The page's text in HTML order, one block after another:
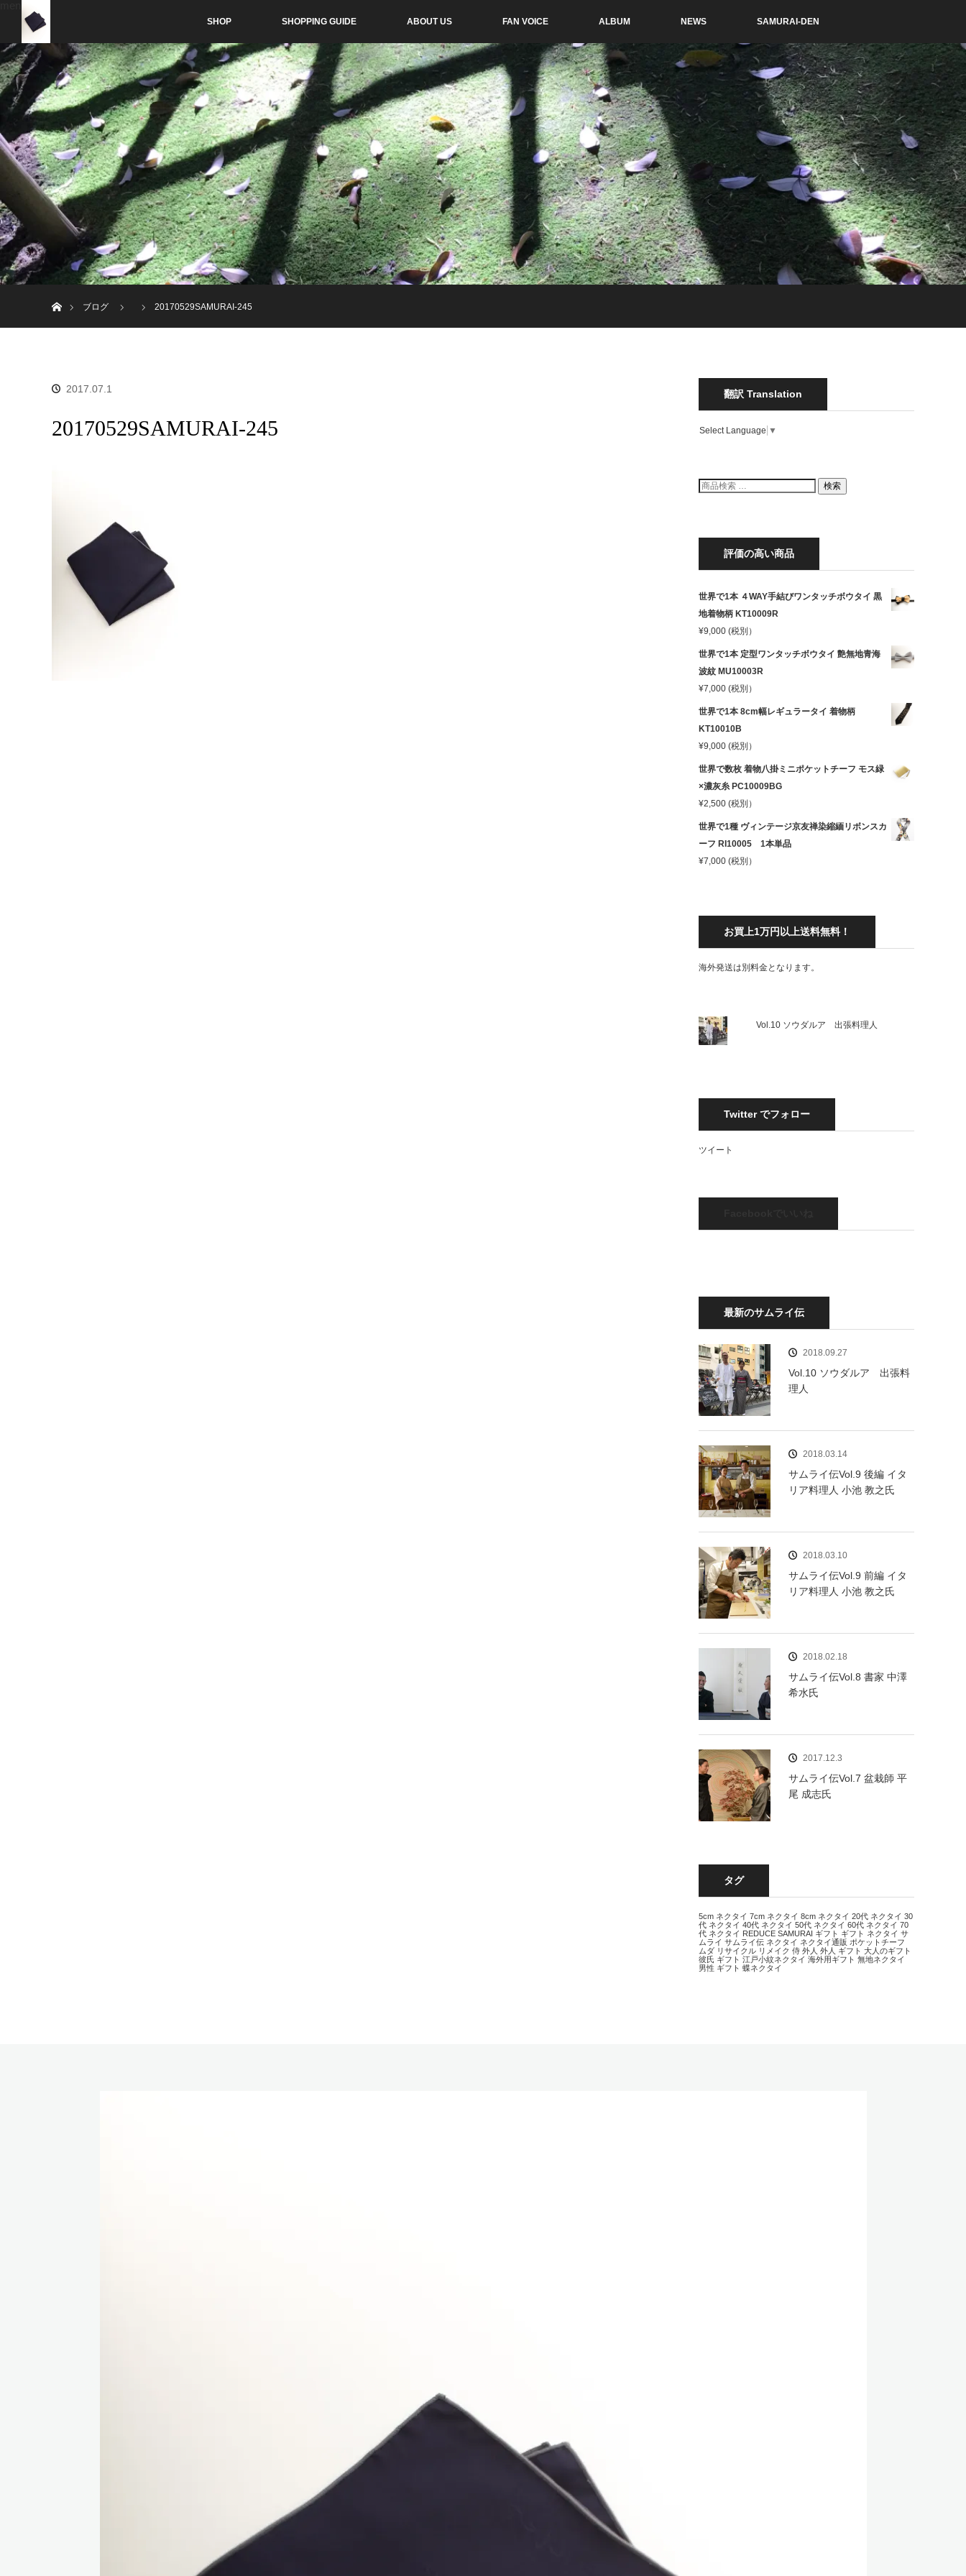
SHOP SHOPPING GUIDE ABOUT US FAN VOICE ALBUM NEWS SAMURAI-DEN
ブログ
20170529SAMURAI-245
2017.07.1
20170529SAMURAI-245
翻訳 Translation
Select Language ▼
検
索
検索
評価の高い商品
世界で1本 ４WAY手結びワンタッチボウタイ 黒
地着物柄 KT10009R
¥9,000 (税別）
世界で1本 定型ワンタッチボウタイ 艶無地青海
波紋 MU10003R
¥7,000 (税別）
世界で1本 8cm幅レギュラータイ 着物柄
KT10010B
¥9,000 (税別）
世界で数枚 着物八掛ミニポケットチーフ モス緑
×濃灰糸 PC10009BG
¥2,500 (税別）
世界で1種 ヴィンテージ京友禅染縮緬リボンスカ
ーフ RI10005 1本単品
¥7,000 (税別）
お買上1万円以上送料無料！
海外発送は別料金となります。
Vol.10 ソウダルア 出張料理人
Twitter でフォロー
ツイート
最新のサムライ伝
2018.09.27
Vol.10 ソウダルア 出張料
理人
2018.03.14
サムライ伝Vol.9 後編 イタ
リア料理人 小池 教之氏
2018.03.10
サムライ伝Vol.9 前編 イタ
リア料理人 小池 教之氏
2018.02.18
サムライ伝Vol.8 書家 中澤
希水氏
2017.12.3
サムライ伝Vol.7 盆栽師 平
尾 成志氏
タグ
5cm ネクタイ 7cm ネクタイ 8cm ネクタイ 20代 ネクタイ 30
代 ネクタイ 40代 ネクタイ 50代 ネクタイ 60代 ネクタイ 70
代 ネクタイ REDUCE SAMURAI ギフト ギフト ネクタイ サ
ムライ サムライ伝 ネクタイ ネクタイ通販 ポケットチーフ
ムダ リサイクル リメイク 侍 外人 外人 ギフト 大人のギフト
彼氏 ギフト 江戸小紋ネクタイ 海外用ギフト 無地ネクタイ
男性 ギフト 蝶ネクタイ